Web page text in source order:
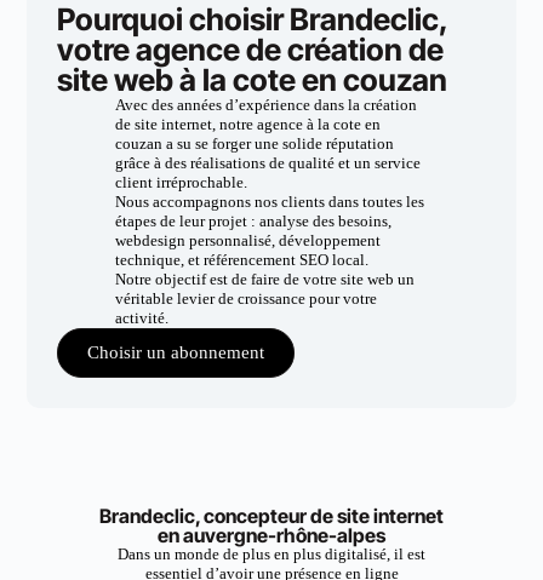
Pourquoi choisir Brandeclic,
votre agence de création de
site web à la cote en couzan
Avec des années d’expérience dans la création
de site internet, notre agence à la cote en
couzan a su se forger une solide réputation
grâce à des réalisations de qualité et un service
client irréprochable.
Nous accompagnons nos clients dans toutes les
étapes de leur projet : analyse des besoins,
webdesign personnalisé, développement
technique, et référencement SEO local.
Notre objectif est de faire de votre site web un
véritable levier de croissance pour votre
activité.
Choisir un abonnement
Brandeclic, concepteur de site internet
en auvergne-rhône-alpes
Dans un monde de plus en plus digitalisé, il est
essentiel d’avoir une présence en ligne